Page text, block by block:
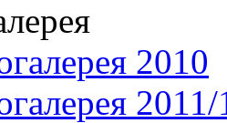
2010
2011/